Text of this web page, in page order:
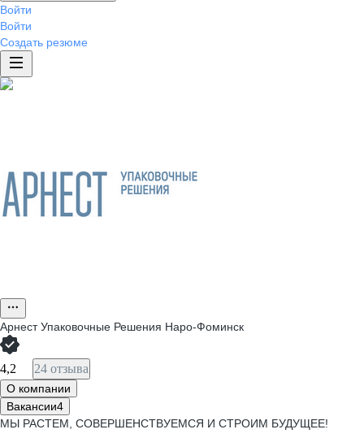
Войти
Войти
Создать резюме
Арнест Упаковочные Решения Наро-Фоминск
4,2 24 отзыва
О компании
Вакансии4
МЫ РАСТЕМ, СОВЕРШЕНСТВУЕМСЯ И СТРОИМ БУДУЩЕЕ!